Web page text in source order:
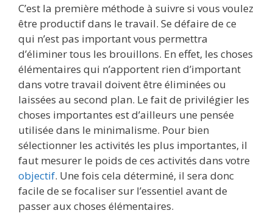
C’est la première méthode à suivre si vous voulez
être productif dans le travail. Se défaire de ce
qui n’est pas important vous permettra
d’éliminer tous les brouillons. En effet, les choses
élémentaires qui n’apportent rien d’important
dans votre travail doivent être éliminées ou
laissées au second plan. Le fait de privilégier les
choses importantes est d’ailleurs une pensée
utilisée dans le minimalisme. Pour bien
sélectionner les activités les plus importantes, il
faut mesurer le poids de ces activités dans votre
objectif. Une fois cela déterminé, il sera donc
facile de se focaliser sur l’essentiel avant de
passer aux choses élémentaires.